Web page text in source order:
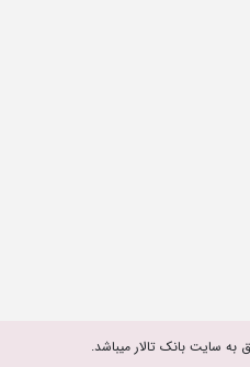
سایت بانک تالار میباشد.